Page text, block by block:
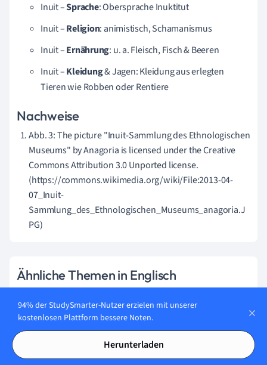
Inuit –Sprache: Obersprache Inuktitut
Inuit –Religion: animistisch, Schamanismus
Inuit –Ernährung: u. a. Fleisch, Fisch & Beeren
Inuit –Kleidung& Jagen: Kleidung aus erlegten
Tieren wie Robben oder Rentiere
Nachweise
Abb. 3: The picture "Inuit-Sammlung des Ethnologischen
Museums" by Anagoria is licensed under the Creative
Commons Attribution 3.0 Unported license.
(https://commons.wikimedia.org/wiki/File:2013-04-
07_Inuit-
Sammlung_des_Ethnologischen_Museums_anagoria.J
PG)
Ähnliche Themen in Englisch
Englisch Vokabeln
Englische Autoren
Englisch Sprechen
94% der StudySmarter-Nutzer erzielen mit unserer
kostenlosen Plattform bessere Noten.
Herunterladen